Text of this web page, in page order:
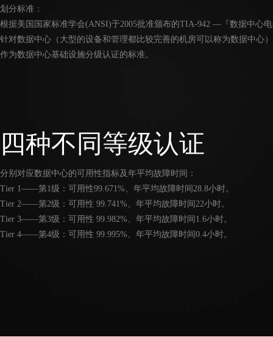
划分标准：
根据美国国家标准学会(ANSI)于2005批准颁布的TIA-942 —『数据中心
针对数据中心（大型的设备和管理都比较完善的机房可以称为数据中心
作为数据中心基础设施分级认证的标准。
四种不同等级认证
分别对应数据中心的可用性指标及年平均故障时间：
Tier 1——第1级：可用性99.671%、年平均故障时间28.8小时。
Tier 2——第2级：可用性 99.741%、年平均故障时间22小时。
Tier 3——第3级：可用性 99.982%、年平均故障时间1.6小时。
Tier 4——第4级：可用性 99.995%、年平均故障时间0.4小时。